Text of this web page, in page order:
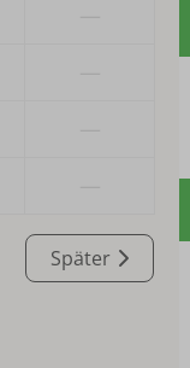
Später